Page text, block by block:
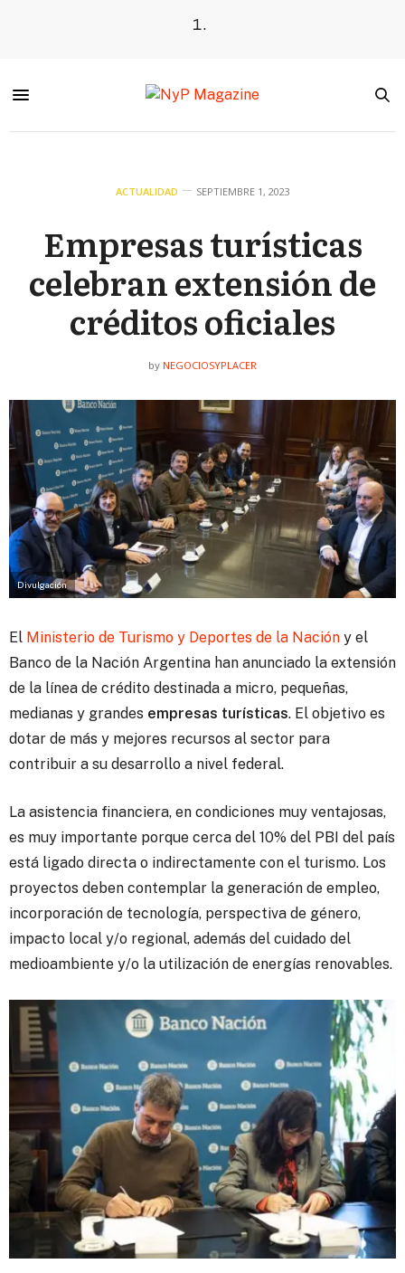
ACTUALIDAD SEPTIEMBRE 1, 2023
Empresas turísticas
celebran extensión de
créditos oficiales
by NEGOCIOSYPLACER
Divulgación
El Ministerio de Turismo y Deportes de la Nación y el
Banco de la Nación Argentina han anunciado la extensión
de la línea de crédito destinada a micro, pequeñas,
medianas y grandes empresas turísticas. El objetivo es
dotar de más y mejores recursos al sector para
contribuir a su desarrollo a nivel federal.
La asistencia financiera, en condiciones muy ventajosas,
es muy importante porque cerca del 10% del PBI del país
está ligado directa o indirectamente con el turismo. Los
proyectos deben contemplar la generación de empleo,
incorporación de tecnología, perspectiva de género,
impacto local y/o regional, además del cuidado del
medioambiente y/o la utilización de energías renovables.